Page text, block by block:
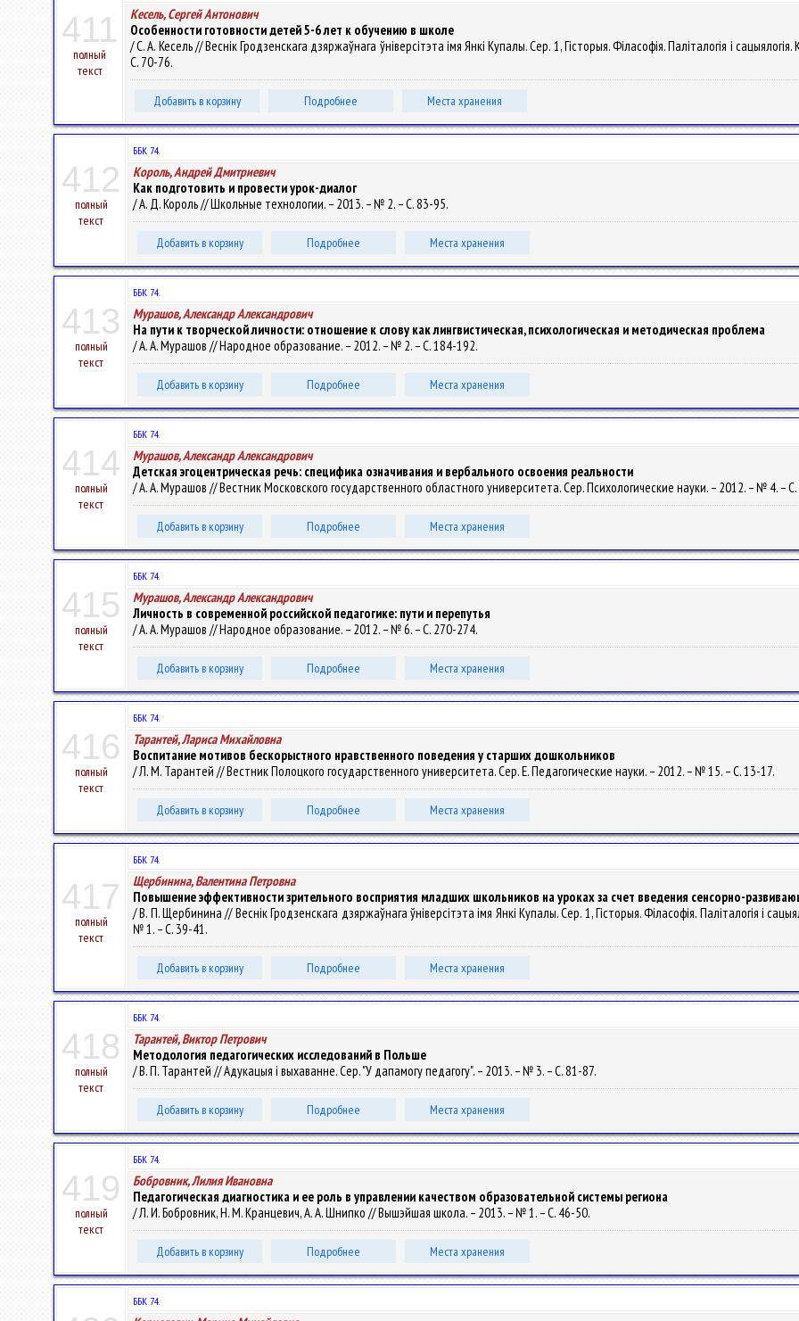
411
полный
текст
Кесель, Сергей Антонович
Особенности готовности детей 5-6 лет к обучению в школе
/ С. А. Кесель // Веснік Гродзенскага дзяржаўнага ўніверсітэта імя Янкі Купалы. Сер. 1, Гісторыя. Філасофія. Паліталогія і
С. 70-76.
Добавить в корзину Подробнее Места хранения
412
полный
текст
ББК 74.
Король, Андрей Дмитриевич
Как подготовить и провести урок-диалог
/ А. Д. Король // Школьные технологии. – 2013. – № 2. – С. 83-95.
Добавить в корзину Подробнее Места хранения
413
полный
текст
ББК 74.
Мурашов, Александр Александрович
На пути к творческой личности: отношение к слову как лингвистическая, психологическая и методическая проблема
/ А. А. Мурашов // Народное образование. – 2012. – № 2. – С. 184-192.
Добавить в корзину Подробнее Места хранения
414
полный
текст
ББК 74.
Мурашов, Александр Александрович
Детская эгоцентрическая речь: специфика означивания и вербального освоения реальности
/ А. А. Мурашов // Вестник Московского государственного областного университета. Сер. Психологические науки. – 2012. – № 4. –
Добавить в корзину Подробнее Места хранения
415
полный
текст
ББК 74.
Мурашов, Александр Александрович
Личность в современной российской педагогике: пути и перепутья
/ А. А. Мурашов // Народное образование. – 2012. – № 6. – С. 270-274.
Добавить в корзину Подробнее Места хранения
416
полный
текст
ББК 74.
Тарантей, Лариса Михайловна
Воспитание мотивов бескорыстного нравственного поведения у старших дошкольников
/ Л. М. Тарантей // Вестник Полоцкого государственного университета. Сер. E. Педагогические науки. – 2012. – № 15. – С. 13-17.
Добавить в корзину Подробнее Места хранения
417
полный
текст
ББК 74.
Щербинина, Валентина Петровна
Повышение эффективности зрительного восприятия младших школьников на уроках за счет введения сенсорно-
/ В. П. Щербинина // Веснік Гродзенскага дзяржаўнага ўніверсітэта імя Янкі Купалы. Сер. 1, Гісторыя. Філасофія. Паліталогія і
№ 1. – С. 39-41.
Добавить в корзину Подробнее Места хранения
418
полный
текст
ББК 74.
Тарантей, Виктор Петрович
Методология педагогических исследований в Польше
/ В. П. Тарантей // Адукацыя і выхаванне. Сер. "У дапамогу педагогу". – 2013. – № 3. – С. 81-87.
Добавить в корзину Подробнее Места хранения
419
полный
текст
ББК 74.
Бобровник, Лилия Ивановна
Педагогическая диагностика и ее роль в управлении качеством образовательной системы региона
/ Л. И. Бобровник, Н. М. Кранцевич, А. А. Шнипко // Вышэйшая школа. – 2013. – № 1. – С. 46-50.
Добавить в корзину Подробнее Места хранения
ББК 74.